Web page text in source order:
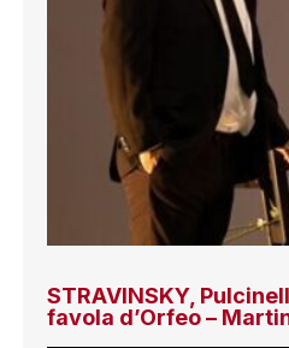
STRAVINSKY,
favola d’Orfeo –